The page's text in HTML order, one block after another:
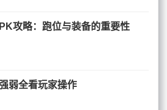
攻略：跑位与装备的重要性
弱全看玩家操作